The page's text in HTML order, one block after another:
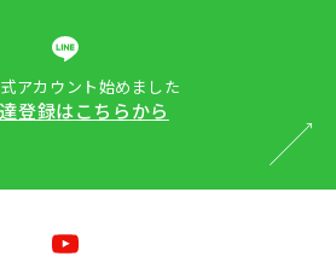
アカウント始めました
登録はこちらから